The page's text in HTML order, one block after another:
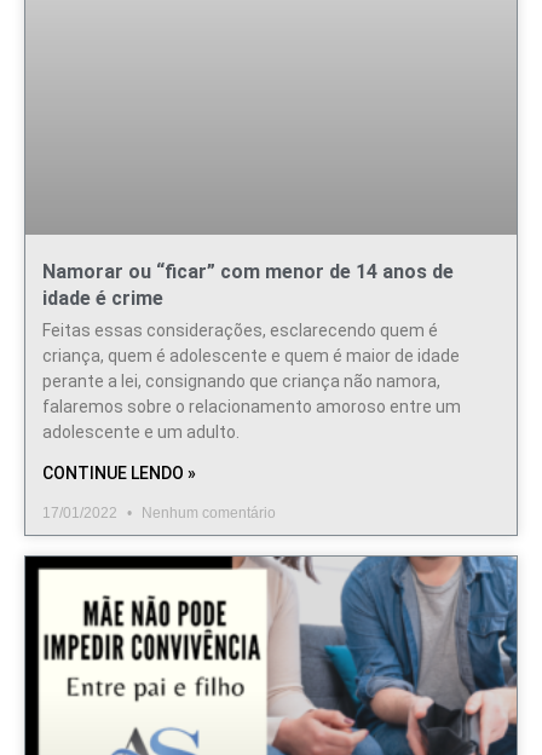
Namorar ou “ficar” com menor de 14 anos de
idade é crime
Feitas essas considerações, esclarecendo quem é
criança, quem é adolescente e quem é maior de idade
perante a lei, consignando que criança não namora,
falaremos sobre o relacionamento amoroso entre um
adolescente e um adulto.
CONTINUE LENDO »
17/01/2022 Nenhum comentário